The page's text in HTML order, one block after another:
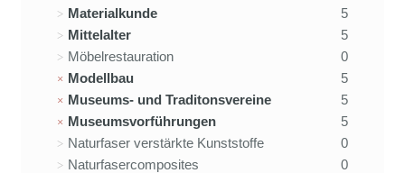
Materialkunde
5
Mittelalter
5
Möbelrestauration
0
Modellbau
5
Museums- und Traditonsvereine
5
Museumsvorführungen
5
Naturfaser verstärkte Kunststoffe
0
Naturfasercomposites
0